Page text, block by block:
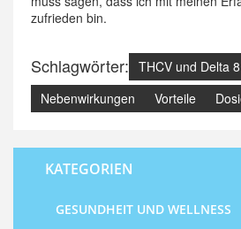
zufrieden bin.
Schlagwörter: THCV und Delta
Nebenwirkungen
Vorteile
KATEGORIEN
GESUNDHEIT UND WELLNESS